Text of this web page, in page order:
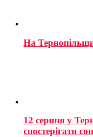
На
12 серпня у
спостерігати